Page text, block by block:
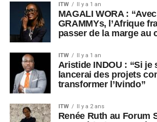
ITW Il y a 1 an
MAGALI WORA :
GRAMMYs, l’Afrique
passer de la marge au
ITW Il y a 1 an
Aristide INDOU : “Si je
lancerai des projets
transformer l’Ivindo”
ITW Il y a 2 ans
Renée Ruth au Forum